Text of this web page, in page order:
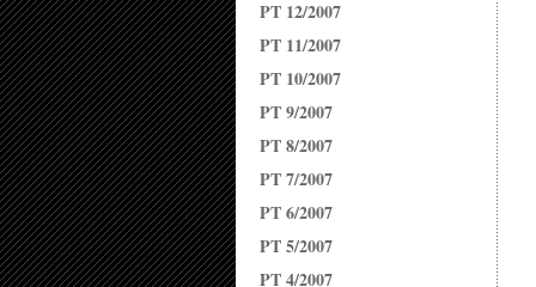
PT 12/2007
PT 11/2007
PT 10/2007
PT 9/2007
PT 8/2007
PT 7/2007
PT 6/2007
PT 5/2007
PT 4/2007